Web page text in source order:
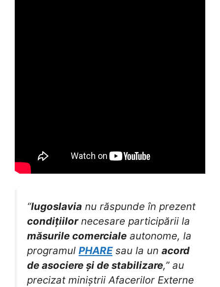
“Iugoslavia nu răspunde în prezent
condițiilornecesare participării la
măsurile comerciale autonome, la
programul PHAREsau la un acord
de asociere și de stabilizare,” au
precizat miniștrii Afacerilor Externe